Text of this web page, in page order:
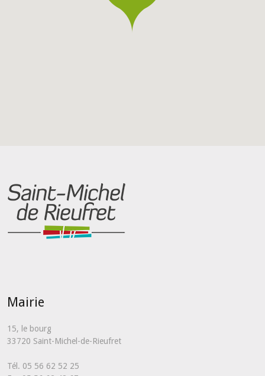
Mairie
15, le bourg
33720 Saint-Michel-de-Rieufret
Tél. 05 56 62 52 25